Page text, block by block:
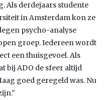
Als derdejaars studente
in Amsterdam kon ze
psycho-analyse
groep. Iedereen wordt
een thuisgevoel. Als
bij ADO de sfeer altijd
goed geregeld was. Nu